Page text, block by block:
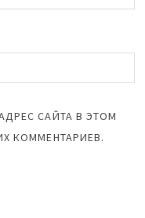
САЙТА В ЭТОМ
КОММЕНТАРИЕВ.